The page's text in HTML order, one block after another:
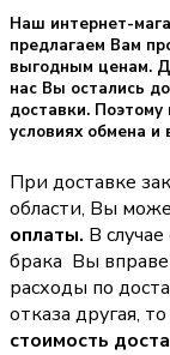
Наш интернет-
предлагаем Вам
выгодным ценам.
нас Вы остались
доставки.
условиях обмена и
При доставке
области, Вы
оплаты. В
брака Вы вправе
расходы по
отказа другая,
стоимость